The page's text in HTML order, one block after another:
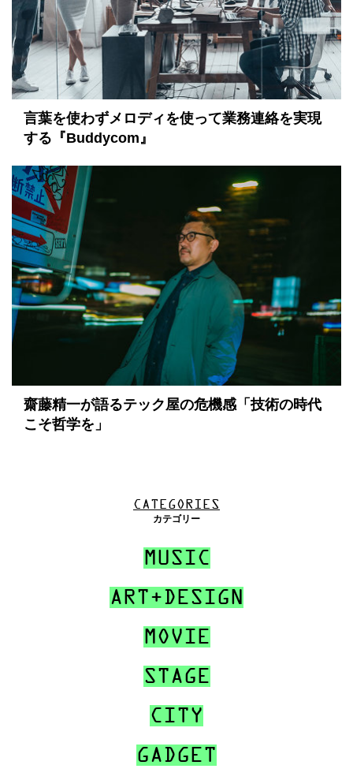
言葉を使わずメロディを使って業務連絡を実現
する『Buddycom』
齋藤精一が語るテック屋の危機感「技術の時代
こそ哲学を」
CATEGORIES
カテゴリー
MUSIC
ART+DESIGN
MOVIE
STAGE
CITY
GADGET